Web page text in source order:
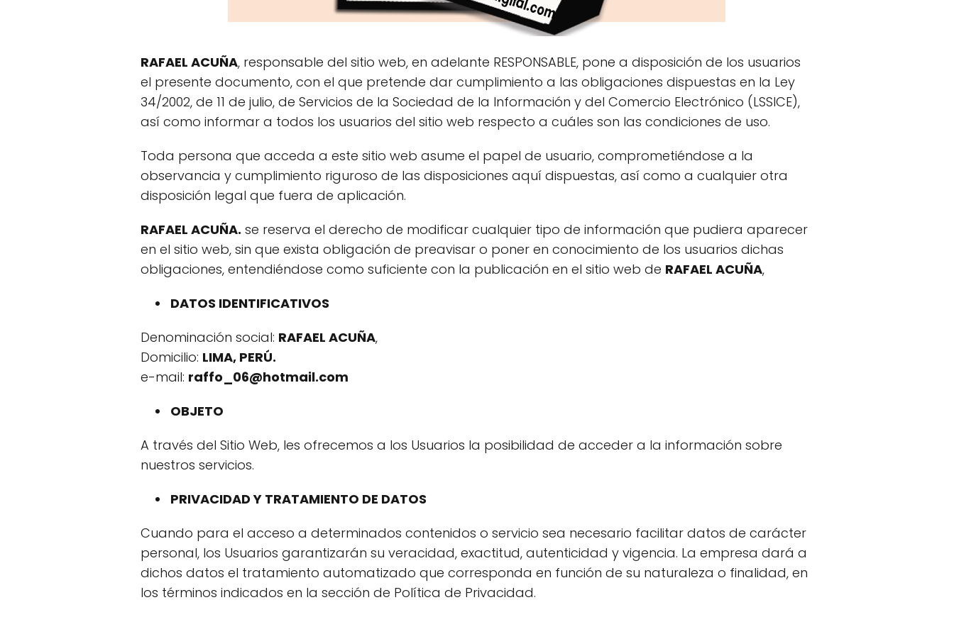
RAFAEL ACUÑA, responsable del sitio web, en adelante RESPONSABLE, pone a disposición de los usuarios
el presente documento, con el que pretende dar cumplimiento a las obligaciones dispuestas en la Ley
34/2002, de 11 de julio, de Servicios de la Sociedad de la Información y del Comercio Electrónico (LSSICE),
así como informar a todos los usuarios del sitio web respecto a cuáles son las condiciones de uso.
Toda persona que acceda a este sitio web asume el papel de usuario, comprometiéndose a la
observancia y cumplimiento riguroso de las disposiciones aquí dispuestas, así como a cualquier otra
disposición legal que fuera de aplicación.
RAFAEL ACUÑA. se reserva el derecho de modificar cualquier tipo de información que pudiera aparecer
en el sitio web, sin que exista obligación de preavisar o poner en conocimiento de los usuarios dichas
obligaciones, entendiéndose como suficiente con la publicación en el sitio web de RAFAEL ACUÑA,
DATOS IDENTIFICATIVOS
Denominación social: RAFAEL ACUÑA,
Domicilio: LIMA, PERÚ.
e-mail: raffo_06@hotmail.com
OBJETO
A través del Sitio Web, les ofrecemos a los Usuarios la posibilidad de acceder a la información sobre
nuestros servicios.
PRIVACIDAD Y TRATAMIENTO DE DATOS
Cuando para el acceso a determinados contenidos o servicio sea necesario facilitar datos de carácter
personal, los Usuarios garantizarán su veracidad, exactitud, autenticidad y vigencia. La empresa dará a
dichos datos el tratamiento automatizado que corresponda en función de su naturaleza o finalidad, en
los términos indicados en la sección de Política de Privacidad.